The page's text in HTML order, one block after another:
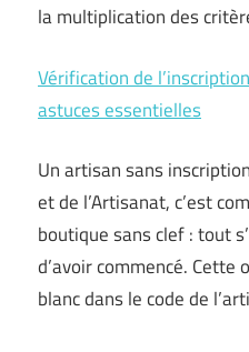
la multiplication des
Vérification de
astuces essentielles
Un artisan sans
et de l’Artisanat, c’est
boutique sans clef : tout
d’avoir commencé.
blanc dans le code de